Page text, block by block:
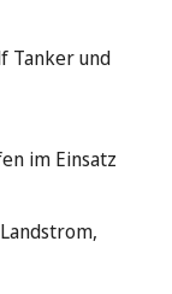
Tanker und
im Einsatz